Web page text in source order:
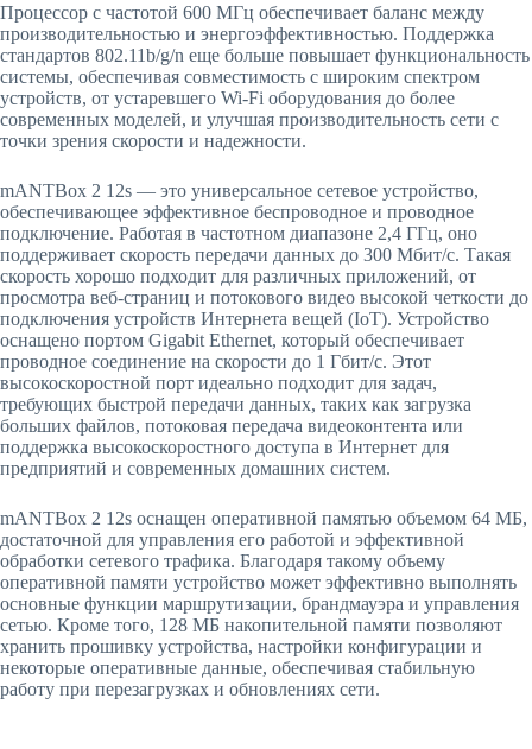
Процессор с частотой 600 МГц обеспечивает баланс между
производительностью и энергоэффективностью. Поддержка
стандартов 802.11b/g/n еще больше повышает функциональность
системы, обеспечивая совместимость с широким спектром
устройств, от устаревшего Wi-Fi оборудования до более
современных моделей, и улучшая производительность сети с
точки зрения скорости и надежности.
mANTBox 2 12s — это универсальное сетевое устройство,
обеспечивающее эффективное беспроводное и проводное
подключение. Работая в частотном диапазоне 2,4 ГГц, оно
поддерживает скорость передачи данных до 300 Мбит/с. Такая
скорость хорошо подходит для различных приложений, от
просмотра веб-страниц и потокового видео высокой четкости до
подключения устройств Интернета вещей (IoT). Устройство
оснащено портом Gigabit Ethernet, который обеспечивает
проводное соединение на скорости до 1 Гбит/с. Этот
высокоскоростной порт идеально подходит для задач,
требующих быстрой передачи данных, таких как загрузка
больших файлов, потоковая передача видеоконтента или
поддержка высокоскоростного доступа в Интернет для
предприятий и современных домашних систем.
mANTBox 2 12s оснащен оперативной памятью объемом 64 МБ,
достаточной для управления его работой и эффективной
обработки сетевого трафика. Благодаря такому объему
оперативной памяти устройство может эффективно выполнять
основные функции маршрутизации, брандмауэра и управления
сетью. Кроме того, 128 МБ накопительной памяти позволяют
хранить прошивку устройства, настройки конфигурации и
некоторые оперативные данные, обеспечивая стабильную
работу при перезагрузках и обновлениях сети.